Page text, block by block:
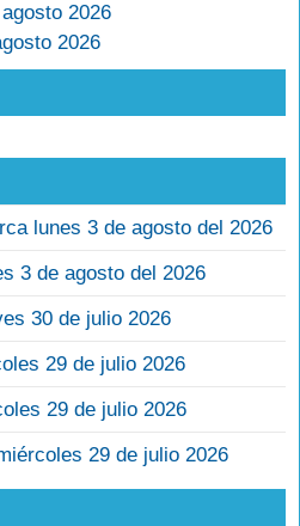
2026
2026
lunes 3 de agosto del 2026
3 de agosto del 2026
30 de julio 2026
29 de julio 2026
29 de julio 2026
29 de julio 2026